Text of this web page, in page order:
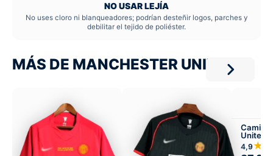
NO USAR LEJÍA
No uses cloro ni blanqueadores; podrían desteñir logos, parches y
debilitar el tejido de poliéster.
MÁS DE MANCHESTER UNITED
United
4,9